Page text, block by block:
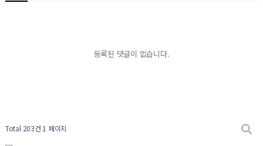
등록된 댓글이 없습니다.
Total 203건 1 페이지